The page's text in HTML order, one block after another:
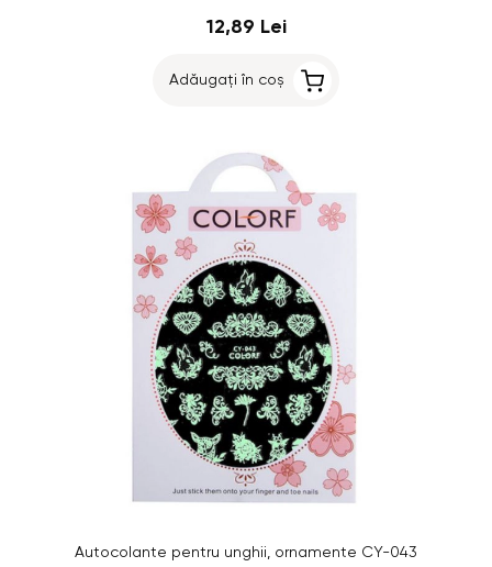
12,89 Lei
Adăugați în coș
Autocolante pentru unghii, ornamente CY-043